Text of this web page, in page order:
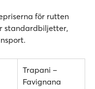
för rutten
standardbiljetter,
Trapani –
Favignana